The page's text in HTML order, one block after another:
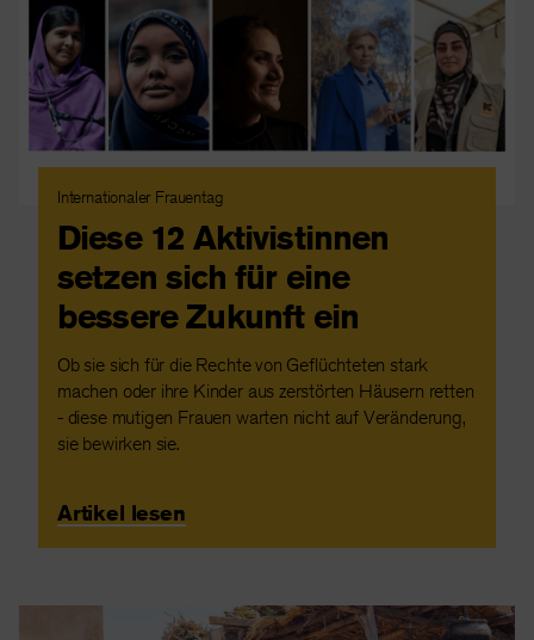
Internationaler Frauentag
Diese 12 Aktivistinnen
setzen sich für eine
bessere Zukunft ein
Ob sie sich für die Rechte von Geflüchteten stark
machen oder ihre Kinder aus zerstörten Häusern retten
- diese mutigen Frauen warten nicht auf Veränderung,
sie bewirken sie.
Artikel lesen